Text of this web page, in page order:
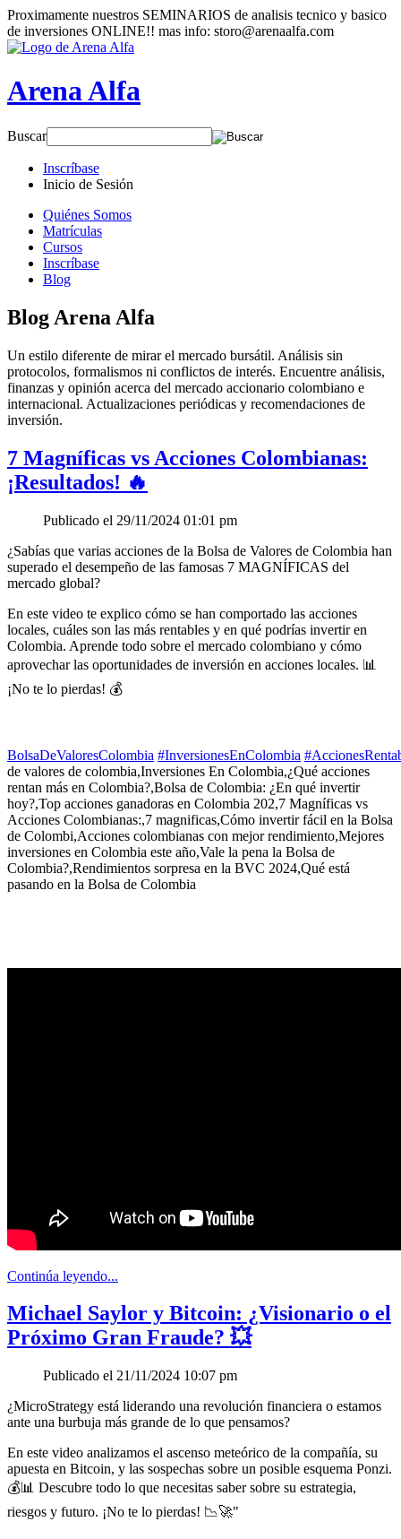
Proximamente nuestros SEMINARIOS de analisis tecnico y basico
de inversiones ONLINE!! mas info: storo@arenaalfa.com
Arena Alfa
Buscar
Inscríbase
Inicio de Sesión
Quiénes Somos
Matrículas
Cursos
Inscríbase
Blog
Blog Arena Alfa
Un estilo diferente de mirar el mercado bursátil. Análisis sin
protocolos, formalismos ni conflictos de interés. Encuentre análisis,
finanzas y opinión acerca del mercado accionario colombiano e
internacional. Actualizaciones periódicas y recomendaciones de
inversión.
7 Magníficas vs Acciones Colombianas:
¡Resultados! 🔥
Publicado el 29/11/2024 01:01 pm
¿Sabías que varias acciones de la Bolsa de Valores de Colombia han
superado el desempeño de las famosas 7 MAGNÍFICAS del
mercado global?
En este video te explico cómo se han comportado las acciones
locales, cuáles son las más rentables y en qué podrías invertir en
Colombia. Aprende todo sobre el mercado colombiano y cómo
aprovechar las oportunidades de inversión en acciones locales. 📊
¡No te lo pierdas! 💰
BolsaDeValoresColombia #InversionesEnColombia
de valores de colombia,Inversiones En Colombia,¿Qué acciones
rentan más en Colombia?,Bolsa de Colombia: ¿En qué invertir
hoy?,Top acciones ganadoras en Colombia 202,7 Magníficas vs
Acciones Colombianas:,7 magnificas,Cómo invertir fácil en la Bolsa
de Colombi,Acciones colombianas con mejor rendimiento,Mejores
inversiones en Colombia este año,Vale la pena la Bolsa de
Colombia?,Rendimientos sorpresa en la BVC 2024,Qué está
pasando en la Bolsa de Colombia
Continúa leyendo...
Michael Saylor y Bitcoin: ¿Visionario o el
Próximo Gran Fraude? 💥
Publicado el 21/11/2024 10:07 pm
¿MicroStrategy está liderando una revolución financiera o estamos
ante una burbuja más grande de lo que pensamos?
En este video analizamos el ascenso meteórico de la compañía, su
apuesta en Bitcoin, y las sospechas sobre un posible esquema Ponzi.
💰📊 Descubre todo lo que necesitas saber sobre su estrategia,
riesgos y futuro. ¡No te lo pierdas! 📉🚀"